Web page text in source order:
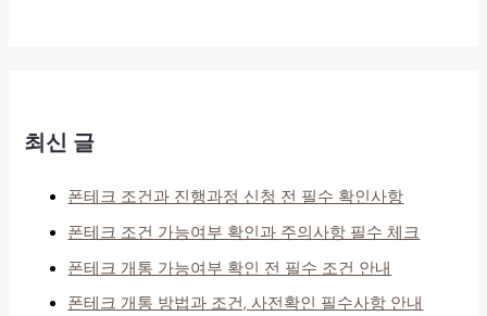
최신 글
폰테크 조건과 진행과정 신청 전 필수 확인사항
폰테크 조건 가능여부 확인과 주의사항 필수 체크
폰테크 개통 가능여부 확인 전 필수 조건 안내
폰테크 개통 방법과 조건, 사전확인 필수사항 안내